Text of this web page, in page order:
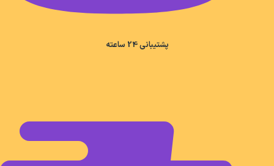
پشتیبانی 24 ساعته